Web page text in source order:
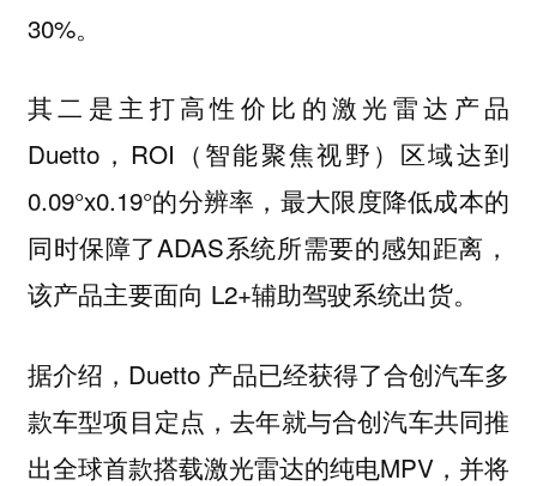
30%。
其二是主打高性价比的激光雷达产品
Duetto，ROI（智能聚焦视野）区域达到
0.09°x0.19°的分辨率，最大限度降低成本的
同时保障了ADAS系统所需要的感知距离，
该产品主要面向 L2+辅助驾驶系统出货。
据介绍，Duetto 产品已经获得了合创汽车多
款车型项目定点，去年就与合创汽车共同推
出全球首款搭载激光雷达的纯电MPV，并将